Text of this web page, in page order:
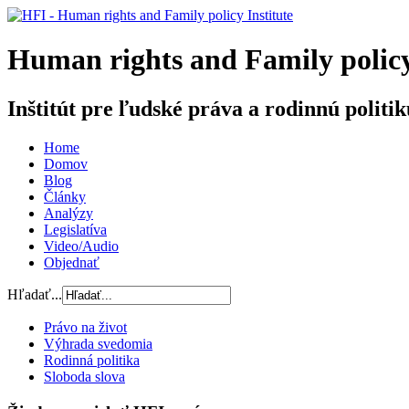
Human rights and Family
Inštitút pre ľudské práva a rodinnú
Home
Domov
Blog
Články
Analýzy
Legislatíva
Video/Audio
Objednať
Hľadať...
Právo na život
Výhrada svedomia
Rodinná politika
Sloboda slova